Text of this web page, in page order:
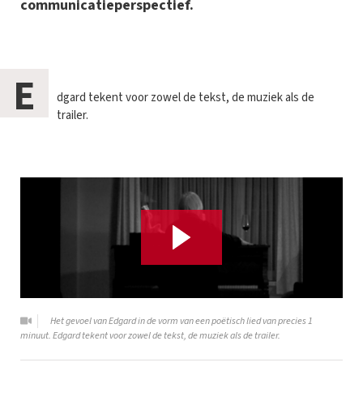
communicatieperspectief.
E
dgard tekent voor zowel de tekst, de muziek als de
trailer.
Het gevoel van Edgard in de vorm van een poëtisch lied van precies 1
minuut. Edgard tekent voor zowel de tekst, de muziek als de trailer.